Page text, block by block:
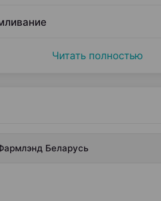
Читать полностью
Беларусь